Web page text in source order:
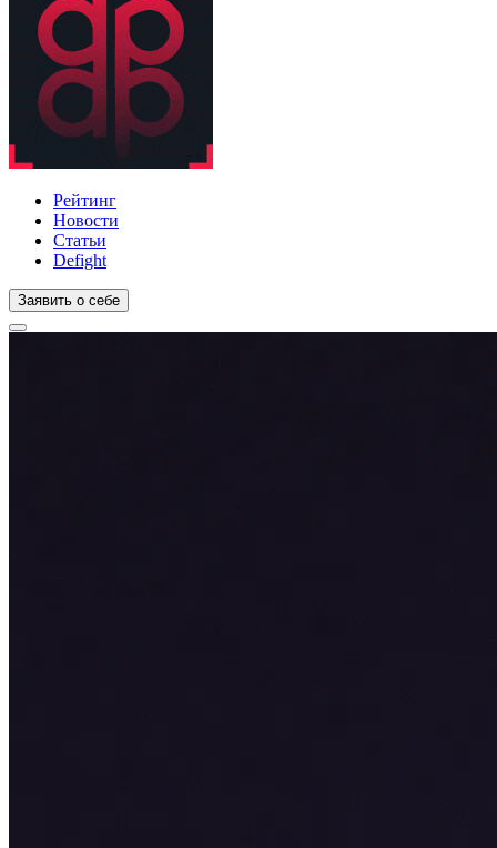
Рейтинг
Новости
Статьи
Defight
Заявить о себе